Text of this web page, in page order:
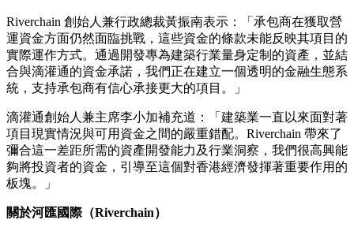
Riverchain 創始人兼行政總裁黃振南表示：「承包商在獲取營
運資金方面仍然面臨挑戰，這些資金的條款未能反映其項目的
實際運作方式。通過開發專為建築行業量身定制的資產，並結
合與滴灌通的資金承諾，我們正在建立一個透明的金融生態系
統，支持承包商有信心承接更大的項目。」
滴灌通創始人兼主席李小加補充道：「建築業一直以來面對著
項目現實情況與可用資金之間的嚴重錯配。Riverchain 帶來了
彌合這一差距所需的資產開發能力及行業洞察，我們很高興能
夠將投資者的資金，引導至這個對香港經濟發揮著重要作用的
板塊。」
關於河匯國際（Riverchain）